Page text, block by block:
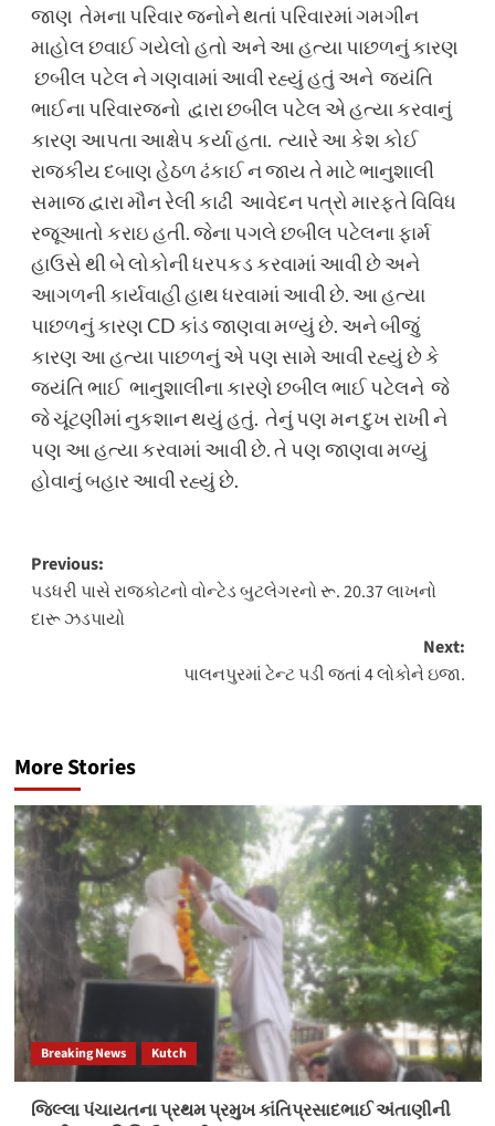
જાણ તેમના પરિવાર જનોને થતાં પરિવારમાં ગમગીન
માહોલ છવાઈ ગયેલો હતો અને આ હત્યા પાછળનું કારણ
છબીલ પટેલ ને ગણવામાં આવી રહ્યું હતું અને જયંતિ
ભાઈના પરિવારજનો દ્વારા છબીલ પટેલ એ હત્યા કરવાનું
કારણ આપતા આક્ષેપ કર્યા હતા. ત્યારે આ કેશ કોઈ
રાજકીય દબાણ હેઠળ ઢંકાઈ ન જાય તે માટે ભાનુશાલી
સમાજ દ્વારા મૌન રેલી કાઢી આવેદન પત્રો મારફતે વિવિધ
રજૂઆતો કરાઇ હતી. જેના પગલે છબીલ પટેલના ફાર્મ
હાઉસે થી બે લોકોની ધરપકડ કરવામાં આવી છે અને
આગળની કાર્યવાહી હાથ ધરવામાં આવી છે. આ હત્યા
પાછળનું કારણ CD કાંડ જાણવા મળ્યું છે. અને બીજું
કારણ આ હત્યા પાછળનું એ પણ સામે આવી રહ્યું છે કે
જયંતિ ભાઈ ભાનુશાલીના કારણે છબીલ ભાઈ પટેલને જે
જે ચૂંટણીમાં નુકશાન થયું હતું. તેનું પણ મન દુખ રાખી ને
પણ આ હત્યા કરવામાં આવી છે. તે પણ જાણવા મળ્યું
હોવાનું બહાર આવી રહ્યું છે.
Post
navigation
Previous:
પડધરી પાસે રાજકોટનો વોન્ટેડ બુટલેગરનો રૂ. 20.37 લાખનો
દારૂ ઝડપાયો
Next:
પાલનપુરમાં ટેન્ટ પડી જતાં 4 લોકોને ઇજા.
More Stories
Breaking News Kutch
જિલ્લા પંચાયતના પ્રથમ પ્રમુખ કાંતિપ્રસાદભાઈ અંતાણીની